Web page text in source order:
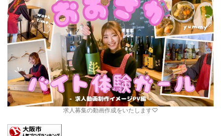
求人募集の動画作成をいたします♡